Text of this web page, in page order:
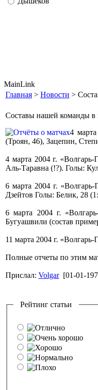
MainLink
Главная > Новости >
Составы нашей команды в
4
(Троян, 46), Зацепин,
4 марта 2004 г.
Аль-Таравна (!?). Голы:
6 марта 2004 г.
Дзейтов Голы: Белик, 28
6 марта 2004 г.
Бугуашвили (состав
11 марта 2004 г.
Полные отчеты по этим
Прислал: Volgar [01-01-
Рейтинг статьи